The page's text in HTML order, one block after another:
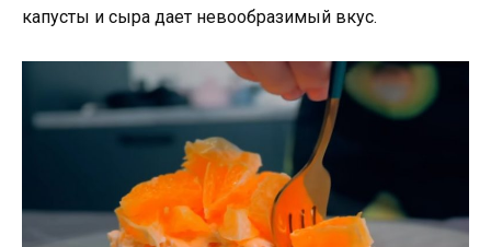
капусты и сыра дает невообразимый вкус.